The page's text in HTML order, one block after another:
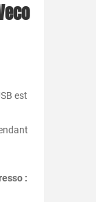
est
: